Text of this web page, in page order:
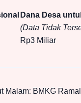
Dana Desa
(Data Tidak
Rp3 Miliar
Malam: BMKG